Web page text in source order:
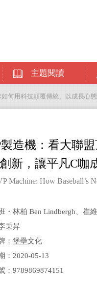
主題閱讀
何用科技顛覆傳統、以成長心
造機：看大聯
新，讓平凡C咖
Machine: How Baseball’s
・林柏 Ben Lindbergh、崔
秉昇
：堡壘文化
：2020-05-13
：9789869874151